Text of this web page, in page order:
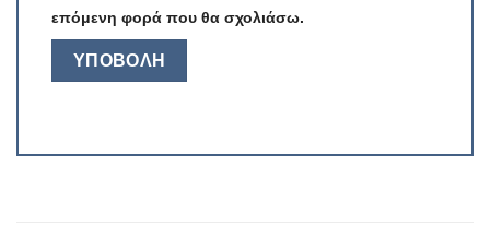
επόμενη φορά που θα σχολιάσω.